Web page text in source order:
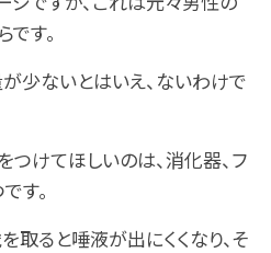
す。
少ないとはいえ、ないわけで
けてほしいのは、消化器、フ
す。
取ると唾液が出にくくなり、そ